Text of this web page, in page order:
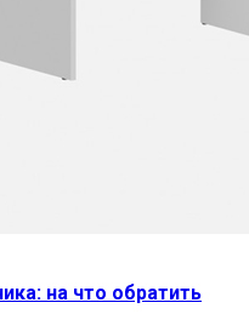
на что обратить